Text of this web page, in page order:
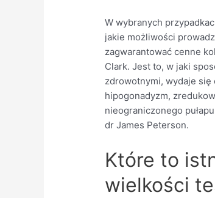
W wybranych
jakie możliwości
zagwarantować cenne
Clark. Jest to, w jaki
zdrowotnymi, wydaje
hipogonadyzm,
nieograniczonego
dr James Peterson.
Które to
wielkości